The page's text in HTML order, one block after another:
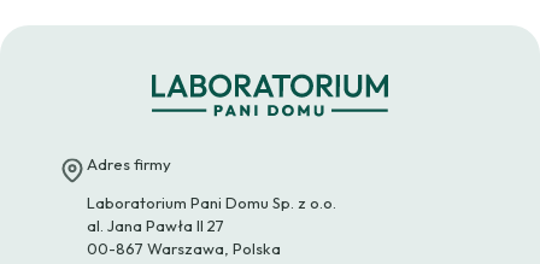
Adres firmy
Laboratorium Pani Domu Sp. z o.o.
al. Jana Pawła II 27
00-867 Warszawa, Polska